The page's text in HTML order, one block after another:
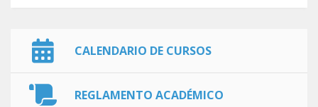
CALENDARIO DE CURSOS
REGLAMENTO ACADÉMICO